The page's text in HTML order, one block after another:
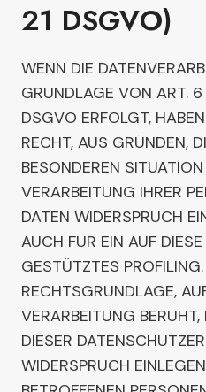
21 DSGVO)
WENN DIE
GRUNDLAGE VON ART. 6
DSGVO ERFOLGT,
RECHT, AUS GRÜNDEN,
BESONDEREN
VERARBEITUNG IHRER
DATEN WIDERSPRUCH
AUCH FÜR EIN AUF
GESTÜTZTES
RECHTSGRUNDLAGE,
VERARBEITUNG
DIESER
WIDERSPRUCH